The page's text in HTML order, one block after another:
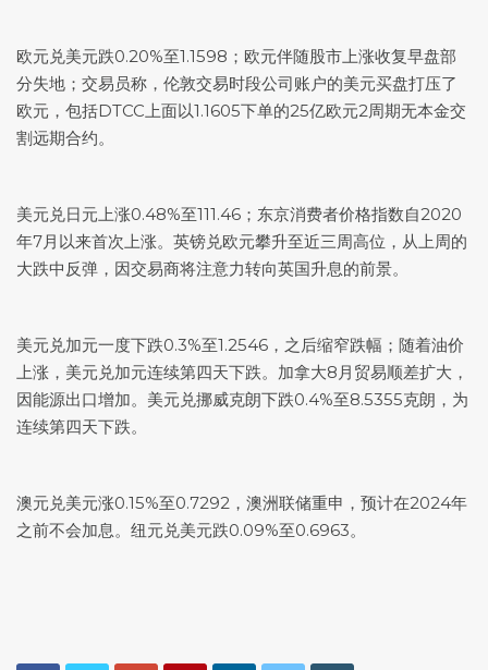
欧元兑美元跌0.20%至1.1598；欧元伴随股市上涨收复早盘部
分失地；交易员称，伦敦交易时段公司账户的美元买盘打压了
欧元，包括DTCC上面以1.1605下单的25亿欧元2周期无本金交
割远期合约。
美元兑日元 上涨0.48%至111.46；东京消费者价格指数自2020
年7月以来首次上涨。英镑兑欧元攀升至近三周高位，从上周的
大跌中反弹，因交易商将注意力转向英国升息的前景。
美元兑加元一度下跌0.3%至1.2546，之后缩窄跌幅；随着油价
上涨， 美元兑加元连续第四天下跌。加拿大8月贸易顺差扩大，
因能源出口增加。美元兑挪威克朗下跌0.4%至8.5355克朗，为
连续第四天下跌。
澳元兑美元涨0.15%至0.7292，澳洲联储重申，预计在2024年
之前不会加息。 纽元兑美元跌0.09%至0.6963。